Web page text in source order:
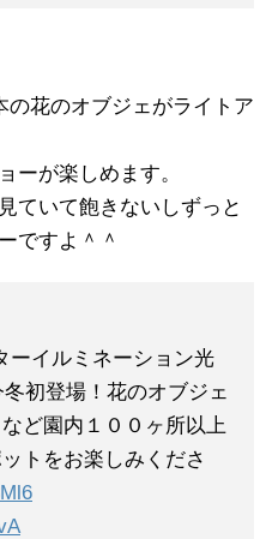
の花のオブジェがライトア
ーが楽しめます。
ていて飽きないしずっと
ですよ＾＾
ーイルミネーション光
初登場！花のオブジェ
ど園内１００ヶ所以上
トをお楽しみくださ